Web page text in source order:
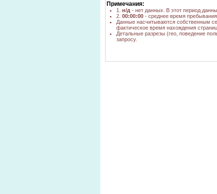
Примечания:
1. н/д - нет данных. В этот период
2. 00:00:00 - среднее время
Данные насчитываются собственным
фактическое время нахождения
Детальные разрезы (гео, поведение
запросу.